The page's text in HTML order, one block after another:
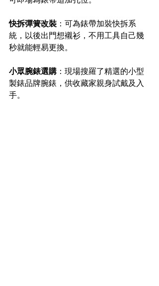
快拆彈簧改裝 ：可為錶帶加裝快拆系
統，以後出門想襯衫，不用工具自己幾
秒就能輕易更換。
小眾腕錶選購 ：現場搜羅了精選的小型
製錶品牌腕錶，供收藏家親身試戴及入
手。